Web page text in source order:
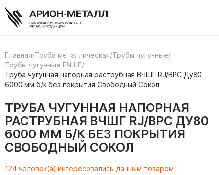
Главная/Труба металлическая/Трубы чугунные/
Трубы чугунные ВЧШГ/
Труба чугунная напорная раструбная ВЧШГ RJ/ВРС Ду80
6000 мм б/к без покрытия Свободный Сокол
ТРУБА ЧУГУННАЯ НАПОРНАЯ
РАСТРУБНАЯ ВЧШГ RJ/ВРС ДУ80
6000 ММ Б/К БЕЗ ПОКРЫТИЯ
СВОБОДНЫЙ СОКОЛ
124 человек(а) интересовались данным товаром